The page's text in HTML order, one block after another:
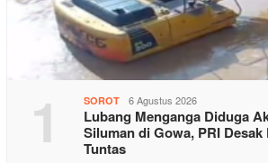
1 SOROT 6 Agustus 2026
Lubang Menganga Diduga
Siluman di Gowa, PRI
Tuntas